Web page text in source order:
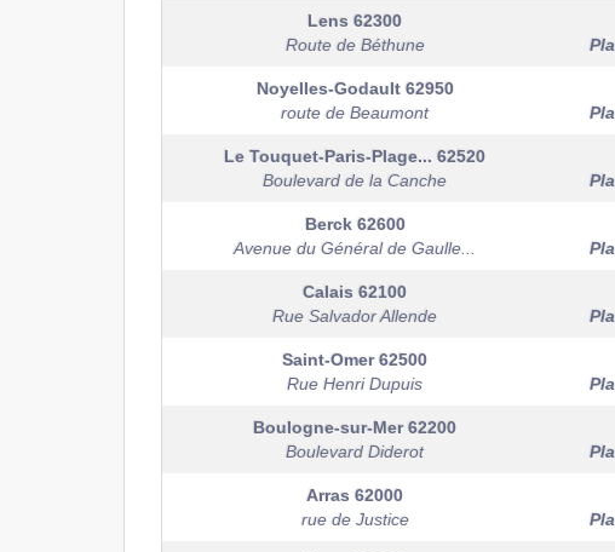
Lens 62300
Route de Béthune
Noyelles-Godault 62950
route de Beaumont
Le Touquet-Paris-Plage... 62520
Boulevard de la Canche
Berck 62600
Avenue du Général de Gaulle...
Calais 62100
Rue Salvador Allende
Saint-Omer62500
Rue Henri Dupuis
Boulogne-sur-Mer62200
Boulevard Diderot
Arras 62000
rue de Justice